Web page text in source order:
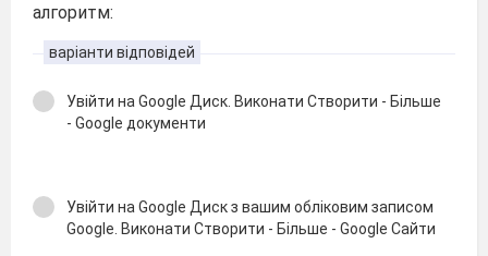
алгоритм:
варіанти відповідей
Увійти на Google Диск. Виконати Створити - Більше
- Google документи
Увійти на Google Диск з вашим обліковим записом
Google. Виконати Створити - Більше - Google Сайти